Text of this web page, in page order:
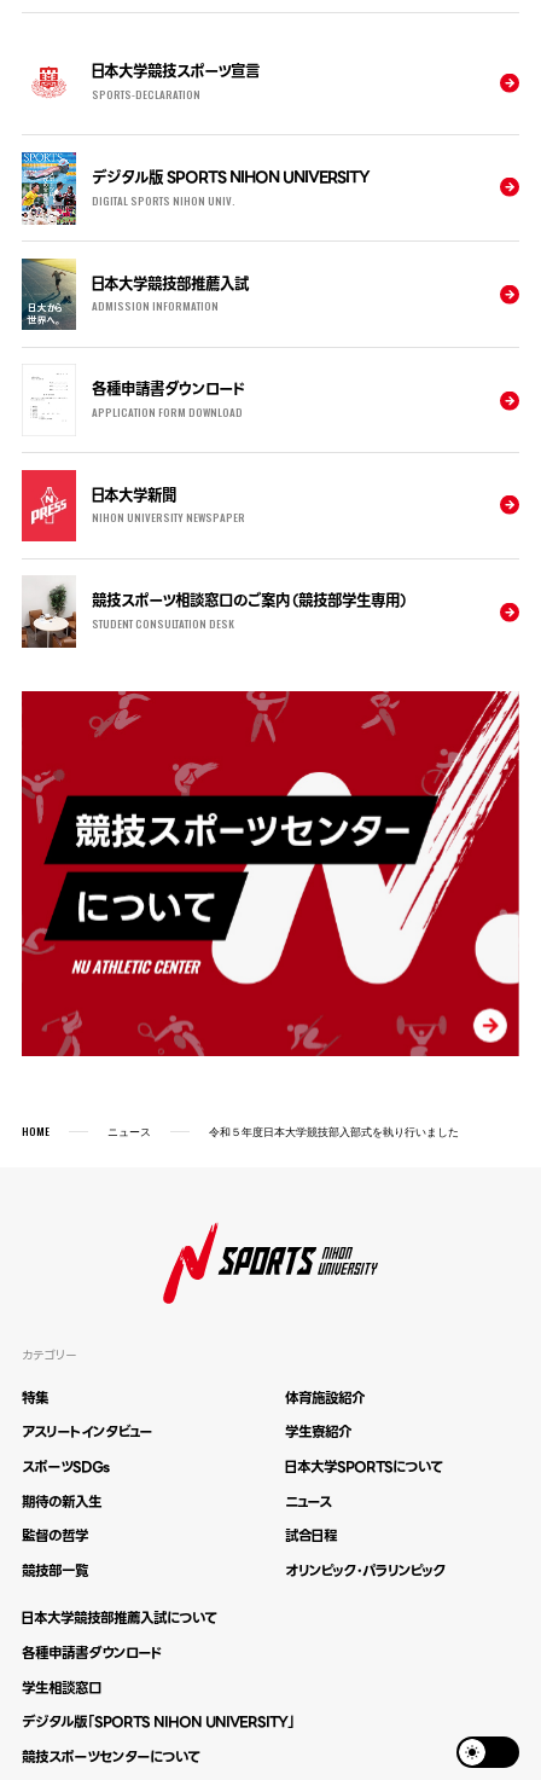
日本大学競技スポーツ宣言
SPORTS-DECLARATION
デジタル版 SPORTS NIHON UNIVERSITY
DIGITAL SPORTS NIHON UNIV.
日本大学競技部推薦入試
ADMISSION INFORMATION
各種申請書ダウンロード
APPLICATION FORM DOWNLOAD
日本大学新聞
NIHON UNIVERSITY NEWSPAPER
競技スポーツ相談窓口のご案内（競技部学生専用）
STUDENT CONSULTATION DESK
HOME ニュース 令和５年度日本大学競技部入部式を執り行いました
カテゴリー
特集
アスリートインタビュー
スポーツSDGs
期待の新入生
監督の哲学
競技部一覧
体育施設紹介
学生寮紹介
日本大学SPORTSについて
ニュース
試合日程
オリンピック・パラリンピック
日本大学競技部推薦入試について
各種申請書ダウンロード
学生相談窓口
デジタル版「SPORTS NIHON UNIVERSITY」
競技スポーツセンターについて